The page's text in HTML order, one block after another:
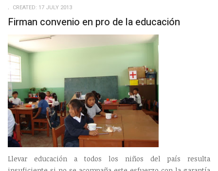
CREATED: 17 JULY 2013
Firman convenio en pro de la educación
Llevar educación a todos los niños del país resulta